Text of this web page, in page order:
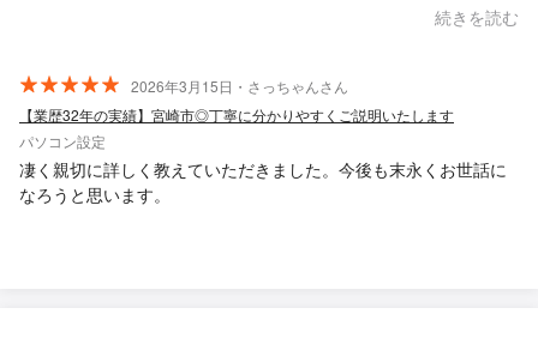
続きを読む
2026年3月15日・さっちゃんさん
【業歴32年の実績】宮崎市◎丁寧に分かりやすくご説明いたします
パソコン設定
凄く親切に詳しく教えていただきました。今後も末永くお世話に
なろうと思います。